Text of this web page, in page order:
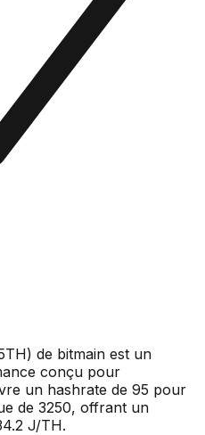
de bitmain est un
conçu pour
un hashrate de 95 pour
de 3250, offrant un
J/TH.